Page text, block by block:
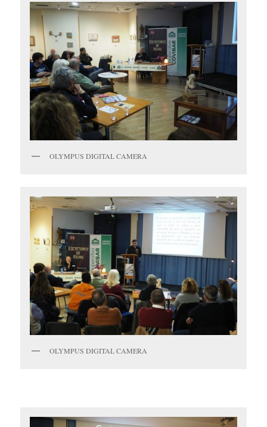
OLYMPUS DIGITAL CAMERA
OLYMPUS DIGITAL CAMERA